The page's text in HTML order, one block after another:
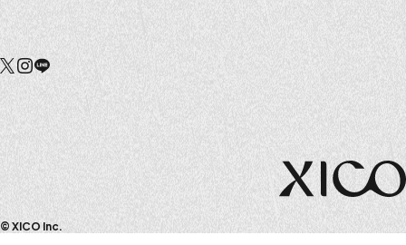
© XICO Inc.